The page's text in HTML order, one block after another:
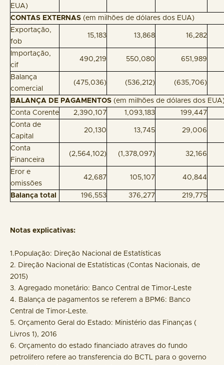
EUA)
CONTAS EXTERNAS (em milhões de dólares dos EUA)
Exportação,
fob
15,183 13,868 16,282
Importação,
cif
490,219 550,080 651,989
Balança
comercial
(475,036) (536,212) (635,706)
BALANÇA DE PAGAMENTOS (em milhões de dólares dos
Conta Corente
2,390,107 1,093,183
199,447
Conta de
Capital
20,130 13,745 29,006
Conta
Financeira
(2,564,102) (1,378,097) 32,166
Eror e
omissões
42,687 105,107 40,844
Balança total 196,553 376,277 219,775
Notas explicativas:
1.População: Direção Nacional de Estatísticas
2. Direção Nacional de Estatísticas (Contas Nacionais, de
2015)
3. Agregado monetário: Banco Central de Timor-Leste
4. Balança de pagamentos se referem a BPM6: Banco
Central de Timor-Leste.
5. Orçamento Geral do Estado: Ministério das Finanças (
Livros 1), 2016
6. Orçamento do estado financiado atraves do fundo
petrolifero refere ao transferencia do BCTL para o governo